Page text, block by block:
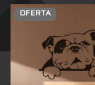
OFERTA